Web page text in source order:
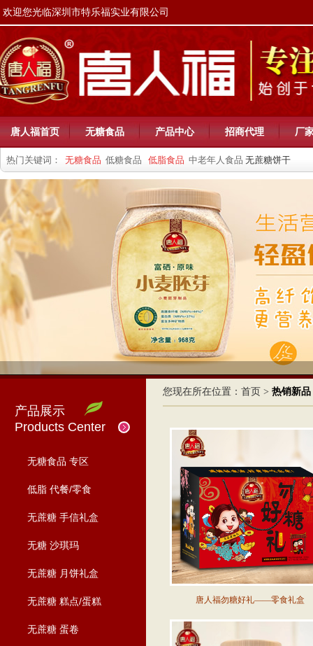
欢迎您光临深圳市特乐福实业有限公司
唐人福首页 无糖食品 产品中心 招商代理 厂
热门关键词： 无糖食品 低糖食品 低脂食品 中老年人食品 无蔗糖饼干
产品展示
Products Center
无糖食品 专区
低脂 代餐/零食
无蔗糖 手信礼盒
无糖 沙琪玛
无蔗糖 月饼礼盒
无蔗糖 糕点/蛋糕
无蔗糖 蛋卷
您现在所在位置： 首页 > 热销新品
唐人福勿糖好礼——零食礼盒